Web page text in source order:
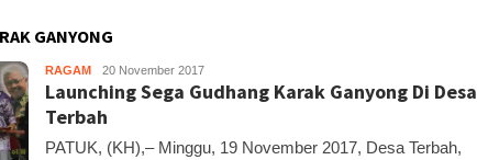
GANYONG
RAGAM Kandar
20 November 2017
Launching Sega Gudhang Karak Ganyong Di Desa
Terbah
PATUK, (KH),– Minggu, 19 November 2017, Desa Terbah,